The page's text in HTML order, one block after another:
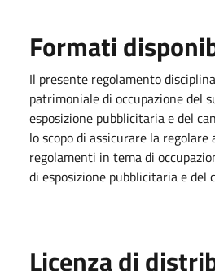
Formati
Il presente regolamento
patrimoniale di occupazione del
esposizione pubblicitaria e del
lo scopo di assicurare la regolare
regolamenti in tema di
di esposizione pubblicitaria e del
Licenza di